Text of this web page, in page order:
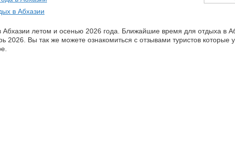
в Абхазии
Абхазии летом и осенью 2026 года. Ближайшие время для отдыха в
2026. Вы так же можете ознакомиться с отзывами туристов которые